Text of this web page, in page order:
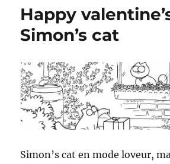
Happy
Simon’s cat
Simon’s cat en mode loveur,